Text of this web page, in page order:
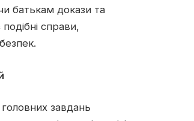
батькам докази та
справи,
завдань